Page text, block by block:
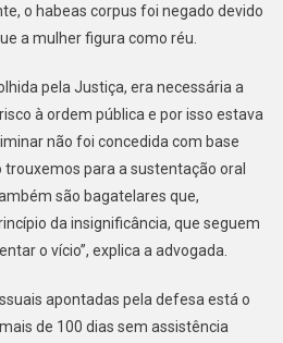
o habeas corpus foi negado devido
a mulher figura como réu.
pela Justiça, era necessária a
à ordem pública e por isso estava
não foi concedida com base
para a sustentação oral
são bagatelares que,
da insignificância, que seguem
o vício”, explica a advogada.
apontadas pela defesa está o
de 100 dias sem assistência